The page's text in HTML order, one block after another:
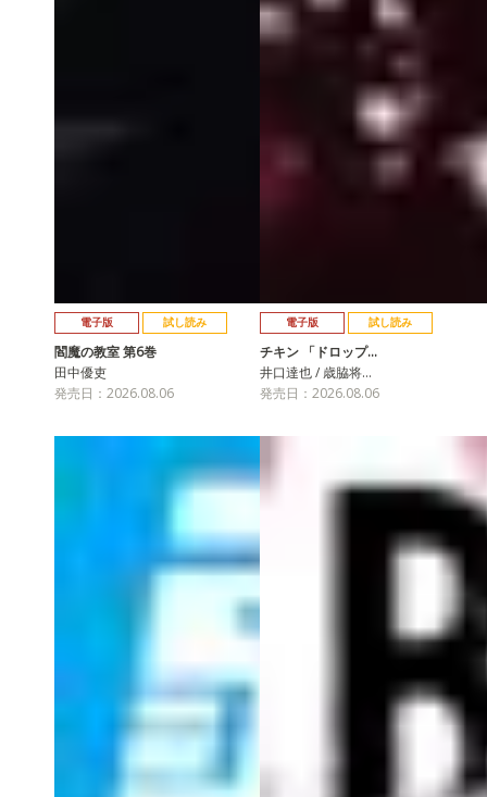
電子版 試し読み
閻魔の教室 第6巻
田中優吏
発売日：2026.08.06
電子版 試し読み
チキン 「ドロップ…
井口達也 / 歳脇将…
発売日：2026.08.06